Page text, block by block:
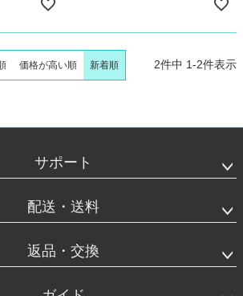
価格が高い順 新着順 2件中 1-2件表示
サポート
配送・送料
返品・交換